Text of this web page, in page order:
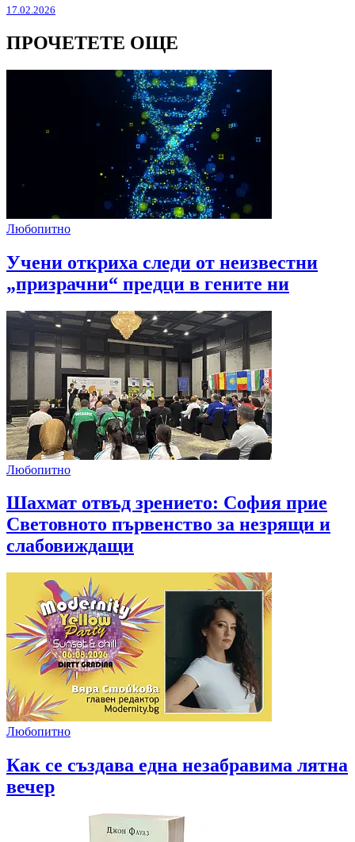
17.02.2026
ПРОЧЕТЕТЕ ОЩЕ
Любопитно
Учени откриха следи от неизвестни
„призрачни“ предци в гените ни
Любопитно
Шахмат отвъд зрението: София прие
Световното първенство за незрящи и
слабовиждащи
Любопитно
Как се създава една незабравима лятна
вечер